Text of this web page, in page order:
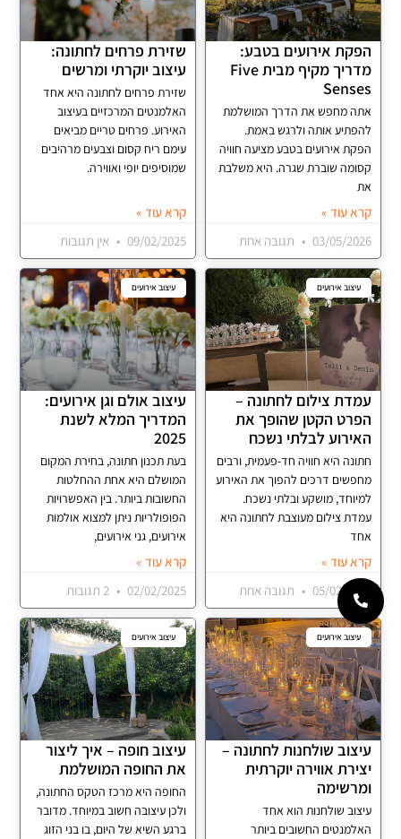
הפקת אירועים בטבע:
מדריך מקיף מבית Five
Senses
אתה מחפש את הדרך המושלמת
להפתיע אותה ולרגש באמת.
הפקת אירועים בטבע מציעה חוויה
קסומה שוברת שגרה. היא משלבת
את
קרא עוד »
03/05/2026
תגובה אחת
שזירת פרחים לחתונה:
עיצוב יוקרתי ומרשים
שזירת פרחים לחתונה היא אחד
האלמנטים המרכזיים בעיצוב
האירוע. פרחים טריים מביאים
עימם ריח קסום וצבעים מרהיבים
שמוסיפים יופי ואווירה.
קרא עוד »
09/02/2025
אין תגובות
עיצוב אירועים
עמדת צילום לחתונה –
הפרט הקטן שהופך את
האירוע לבלתי נשכח
חתונה היא חוויה חד-פעמית, ורבים
מחפשים דרכים להפוך את האירוע
למיוחד, מושקע ובלתי נשכח.
עמדת צילום מעוצבת לחתונה היא
אחד
קרא עוד »
05/02/2025
תגובה אחת
עיצוב אירועים
עיצוב אולם וגן אירועים:
המדריך המלא לשנת
2025
בעת תכנון חתונה, בחירת המקום
המושלם היא אחת ההחלטות
החשובות ביותר. בין האפשרויות
הפופולריות ניתן למצוא אולמות
אירועים, גני אירועים,
קרא עוד »
02/02/2025
עיצוב אירועים
עיצוב שולחנות לחתונה –
יצירת אווירה יוקרתית
ומרשימה
עיצוב שולחנות הוא אחד
האלמנטים החשובים ביותר
עיצוב אירועים
עיצוב חופה – איך ליצור
את החופה המושלמת
החופה היא מרכז הטקס החתונה,
ולכן עיצובה חשוב במיוחד. מדובר
ברגע השיא של היום, בו בני הזוג